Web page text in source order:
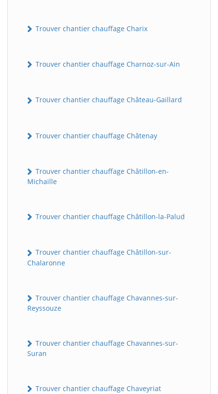
Trouver chantier chauffage Charix
Trouver chantier chauffage Charnoz-sur-Ain
Trouver chantier chauffage Château-Gaillard
Trouver chantier chauffage Châtenay
Trouver chantier chauffage Châtillon-en-
Michaille
Trouver chantier chauffage Châtillon-la-Palud
Trouver chantier chauffage Châtillon-sur-
Chalaronne
Trouver chantier chauffage Chavannes-sur-
Reyssouze
Trouver chantier chauffage Chavannes-sur-
Suran
Trouver chantier chauffage Chaveyriat